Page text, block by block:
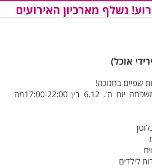
נשלף מארכיון האירועים
אוכל)
שפיים בחנוכה!
חגיגה ענקית לכל המשפחה יום ה', 6.12 בין 17:00-22:00מה
לילדים